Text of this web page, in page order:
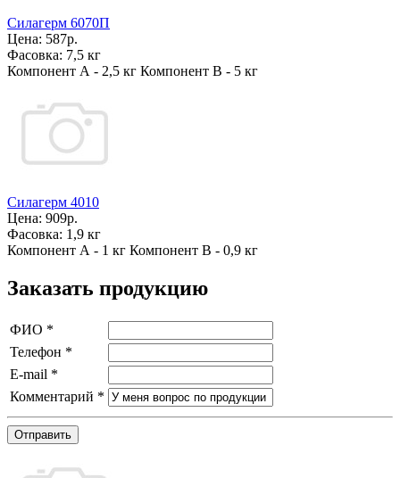
Силагерм 6070П
Цена: 587р.
Фасовка: 7,5 кг
Компонент А - 2,5 кг Компонент В - 5 кг
Силагерм 4010
Цена: 909р.
Фасовка: 1,9 кг
Компонент А - 1 кг Компонент В - 0,9 кг
Заказать продукцию
ФИО *
Телефон *
E-mail *
Комментарий *
Отправить